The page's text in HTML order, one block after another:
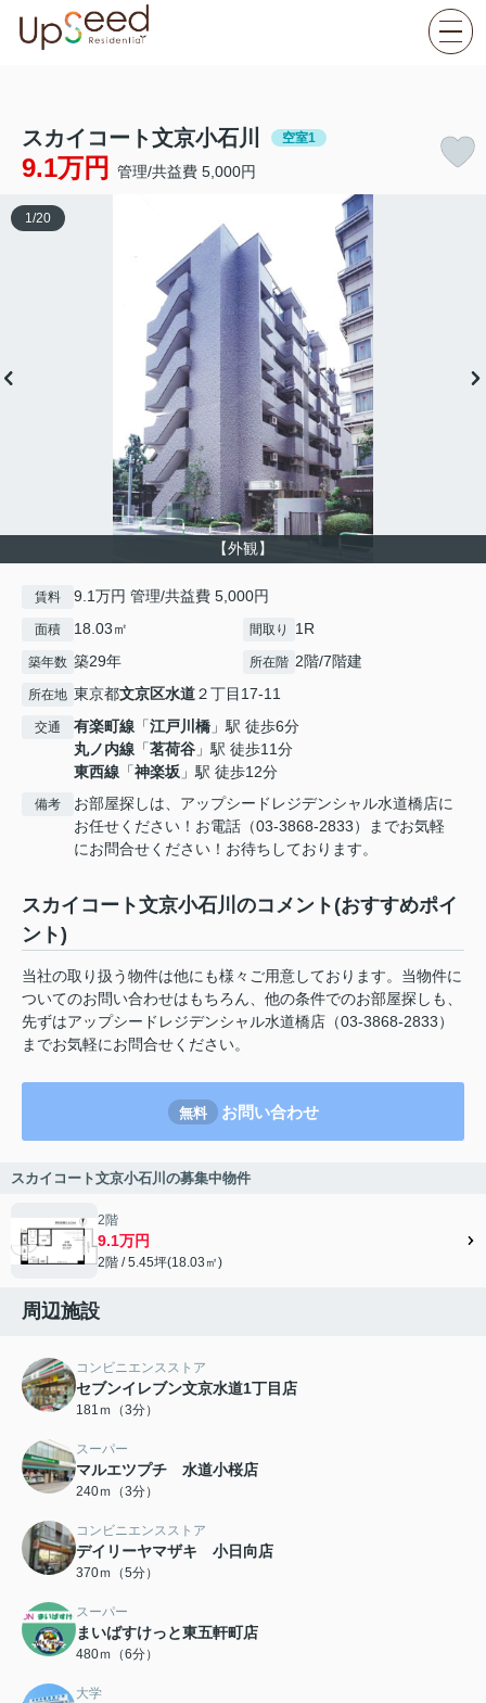
スカイコート文京小石川 空室1
9.1万円 管理/共益費 5,000円
【外観】
1 /20
賃料 9.1万円 管理/共益費 5,000円
面積 18.03㎡ 間取り 1R
築年数 築29年 所在階 2階/7階建
所在地 東京都文京区水道２丁目17-11
交通 有楽町線 「江戸川橋 」駅 徒歩6分
丸ノ内線 「茗荷谷 」駅 徒歩11分
東西線 「神楽坂 」駅 徒歩12分
備考
お部屋探しは、アップシードレジデンシャル水道橋店に
お任せください！お電話（03-3868-2833）までお気軽
にお問合せください！お待ちしております。
スカイコート文京小石川のコメント(おすすめポイ
ント)
当社の取り扱う物件は他にも様々ご用意しております。当物件に
ついてのお問い合わせはもちろん、他の条件でのお部屋探しも、
先ずはアップシードレジデンシャル水道橋店（03-3868-2833）
までお気軽にお問合せください。
無料 お問い合わせ
スカイコート文京小石川の募集中物件
2階
9.1万円
2階 / 5.45坪(18.03㎡)
周辺施設
コンビニエンスストア
セブンイレブン文京水道1丁目店
181ｍ（3分）
スーパー
マルエツプチ 水道小桜店
240ｍ（3分）
コンビニエンスストア
デイリーヤマザキ 小日向店
370ｍ（5分）
スーパー
まいばすけっと東五軒町店
480ｍ（6分）
大学